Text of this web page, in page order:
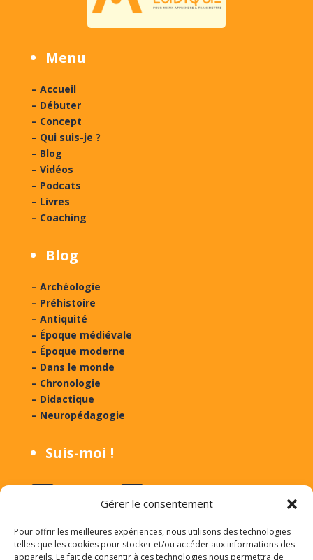
Gérer le consentement
Pour offrir les meilleures expériences, nous utilisons des technologies
telles que les cookies pour stocker et/ou accéder aux informations des
appareils. Le fait de consentir à ces technologies nous permettra de
Menu
– Accueil
– Débuter
– Concept
– Qui suis-je ?
– Blog
– Vidéos
– Podcats
– Livres
– Coaching
Blog
– Archéologie
– Préhistoire
– Antiquité
– Époque médiévale
– Époque moderne
– Dans le monde
– Chronologie
– Didactique
– Neuropédagogie
Suis-moi !
Suivre Suivre